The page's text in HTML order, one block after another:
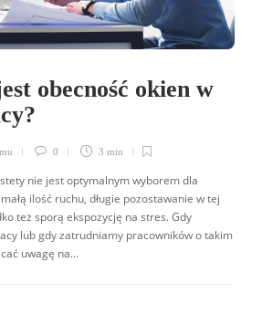
obecność okien w
0 3 min
nie jest optymalnym wyborem dla
ilość ruchu, długie pozostawanie w tej
też sporą ekspozycję na stres. Gdy
lub gdy zatrudniamy pracowników o takim
uwagę na...